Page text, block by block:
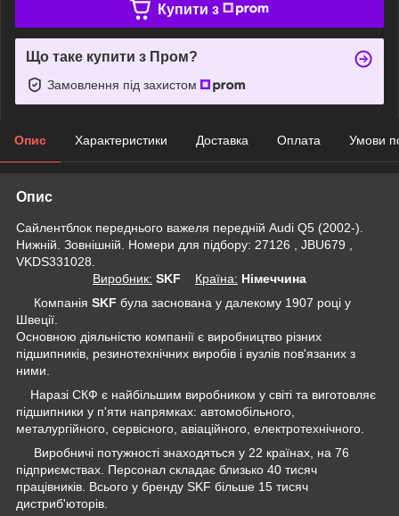
Купити з
Що таке купити з Пром?
Замовлення під захистом
Опис Характеристики Доставка Оплата Умови
Опис
Сайлентблок переднього важеля передній Audi Q5 (2002-).
Нижній. Зовнішній. Номери для підбору: 27126 , JBU679 ,
VKDS331028.
Виробник: SKF Крaїна: Німеччина
Компанія SKF була заснована у далекому 1907 році у
Швеції.
Основною діяльністю компанії є виробництво різних
підшипників, резинотехнічних виробів і вузлів пов'язаних з
ними.
Наразі СКФ є найбільшим виробником у світі та виготовляє
підшипники у п'яти напрямках: автомобільного,
металургійного, сервісного, авіаційного, електротехнічного.
Виробничі потужності знаходяться у 22 країнах, на 76
підприємствах. Персонал складає близько 40 тисяч
працівників. Всього у бренду SKF більше 15 тисяч
дистриб'юторів.